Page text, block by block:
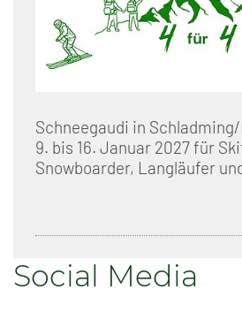
Schneegaudi in
9. bis 16. Januar 2027 für
Snowboarder, Langläufer
Social Media